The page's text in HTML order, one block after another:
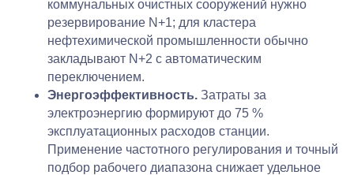
коммунальных очистных сооружений нужно
резервирование N+1; для кластера
нефтехимической промышленности обычно
закладывают N+2 с автоматическим
переключением.
Энергоэффективность. Затраты за
электроэнергию формируют до 75 %
эксплуатационных расходов станции.
Применение частотного регулирования и точный
подбор рабочего диапазона снижает удельное